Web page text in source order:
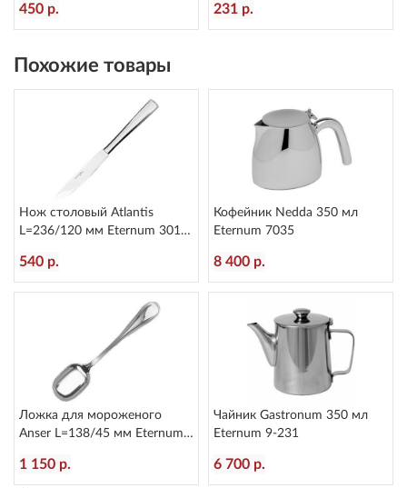
450 р. 231 р.
Похожие товары
Нож столовый Atlantis
L=236/120 мм Eternum 3010-
540 р.
Кофейник Nedda 350 мл
Eternum 7035
8 400 р.
Ложка для мороженого
Anser L=138/45 мм Eternum
1 150 р.
Чайник Gastronum 350 мл
Eternum 9-231
6 700 р.